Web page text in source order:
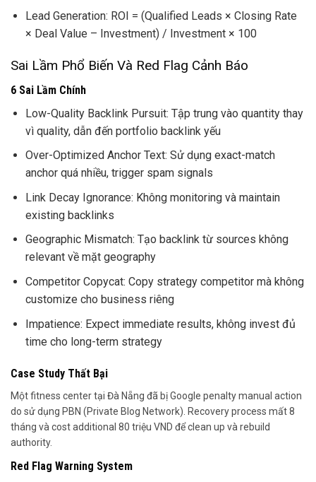
Lead Generation: ROI = (Qualified Leads × Closing Rate
× Deal Value – Investment) / Investment × 100
Sai Lầm Phổ Biến Và Red Flag Cảnh Báo
6 Sai Lầm Chính
Low-Quality Backlink Pursuit: Tập trung vào quantity thay
vì quality, dẫn đến portfolio backlink yếu
Over-Optimized Anchor Text: Sử dụng exact-match
anchor quá nhiều, trigger spam signals
Link Decay Ignorance: Không monitoring và maintain
existing backlinks
Geographic Mismatch: Tạo backlink từ sources không
relevant về mặt geography
Competitor Copycat: Copy strategy competitor mà không
customize cho business riêng
Impatience: Expect immediate results, không invest đủ
time cho long-term strategy
Case Study Thất Bại
Một fitness center tại Đà Nẵng đã bị Google penalty manual action
do sử dụng PBN (Private Blog Network). Recovery process mất 8
tháng và cost additional 80 triệu VND để clean up và rebuild
authority.
Red Flag Warning System